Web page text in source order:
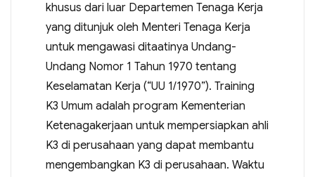
khusus dari luar Departemen Tenaga Kerja
yang ditunjuk oleh Menteri Tenaga Kerja
untuk mengawasi ditaatinya Undang-
Undang Nomor 1 Tahun 1970 tentang
Keselamatan Kerja (“UU 1/1970”). Training
K3 Umum adalah program Kementerian
Ketenagakerjaan untuk mempersiapkan ahli
K3 di perusahaan yang dapat membantu
mengembangkan K3 di perusahaan. Waktu